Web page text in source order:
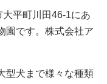
平町川田46-1にあ
園です。株式会社ア
型犬まで様々な種類